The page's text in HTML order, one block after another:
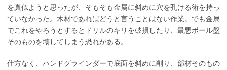
を真似ようと思ったが、そもそも金属に斜めに穴を孔ける術を持っ
ていなかった。木材であればどうと言うことはない作業。でも金属
でこれをやろうとするとドリルのキリを破損したり、最悪ボール盤
そのものを壊してしまう恐れがある。
仕方なく、ハンドグラインダーで底面を斜めに削り、部材そのもの